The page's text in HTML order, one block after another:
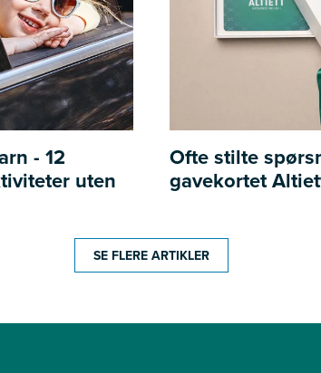
- 12
uten
Ofte stilte
gavekortet
SE FLERE ARTIKLER